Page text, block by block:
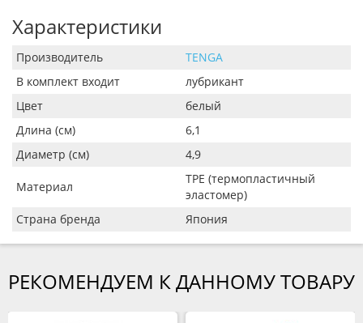
Характеристики
Производитель
TENGA
В комплект входит
лубрикант
Цвет
белый
Длина (см)
6,1
Диаметр (см)
4,9
Материал
TPE (термопластичный
эластомер)
Страна бренда
Япония
РЕКОМЕНДУЕМ К ДАННОМУ ТОВАРУ